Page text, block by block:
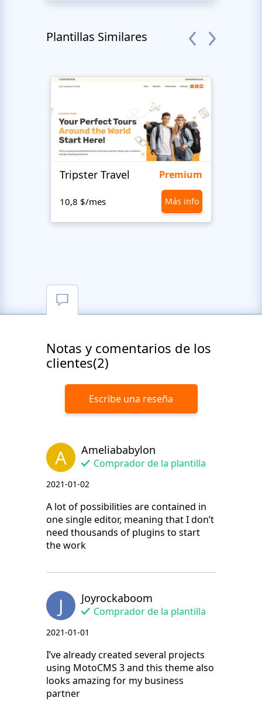
Plantillas Similares
Tripster Travel Premium
10,8 $/mes Más info
Notas y comentarios de los
clientes(2)
Escribe una reseña
A Ameliababylon
Comprador de la plantilla
2021-01-02
A lot of possibilities are contained in
one single editor, meaning that I don’t
need thousands of plugins to start
the work
J Joyrockaboom
Comprador de la plantilla
2021-01-01
I’ve already created several projects
using MotoCMS 3 and this theme also
looks amazing for my business
partner